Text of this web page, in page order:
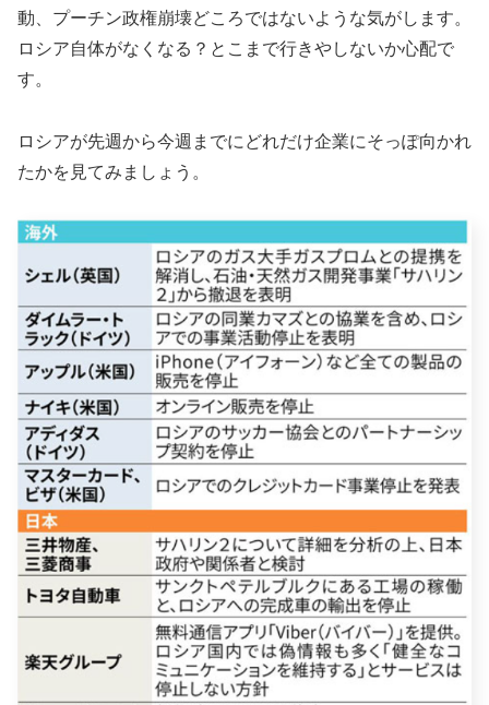
動、プーチン政権崩壊どころではないような気がします。
ロシア自体がなくなる？とこまで行きやしないか心配で
す。
ロシアが先週から今週までにどれだけ企業にそっぽ向かれ
たかを見てみましょう。